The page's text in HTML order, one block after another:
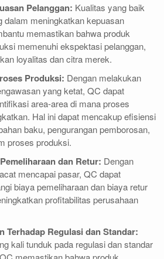
Pelanggan: Kualitas yang baik
dalam meningkatkan kepuasan
memastikan bahwa produk
memenuhi ekspektasi pelanggan,
loyalitas dan citra merek.
Produksi: Dengan melakukan
yang ketat, QC dapat
area-area di mana proses
Hal ini dapat mencakup efisiensi
baku, pengurangan pemborosan,
proses produksi.
dan Retur: Dengan
mencapai pasar, QC dapat
biaya pemeliharaan dan biaya retur
profitabilitas perusahaan
Terhadap Regulasi dan Standar:
kali tunduk pada regulasi dan standar